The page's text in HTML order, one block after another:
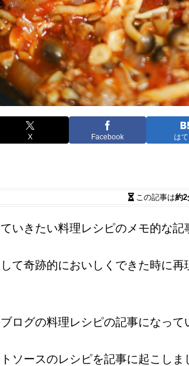
X Facebook は
この記事は約2
いきたい料理レシピのメモ的な記
て奇跡的においしくできた時に
ログの料理レシピの記事になって
ソースのレシピを記事に起こしま